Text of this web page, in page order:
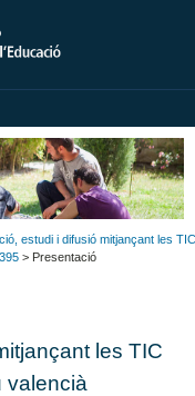
estudi i difusió mitjançant les
> Presentació
les TIC
valencià